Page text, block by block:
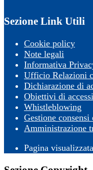
Sezione Link Utili
Cookie policy
Note legali
Informativa
Ufficio Relazioni
Dichiarazione di
Obiettivi di
Whistleblowing
Gestione consensi
Amministrazione
Pagina visualizzata